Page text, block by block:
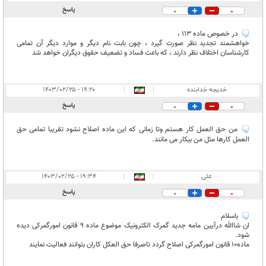
0
0 پاسخ
در خصوص ماده ۱۱۳ ،
خواهشمند تجدید نظر صورت گیرد ، چون بابت نام دیگر و موارد دیگر آن تمامی
کارشناسان اختلاف نظر دارند ، که باعث فساد و تضعیف حقوق دیگران خواهد شد
خدیجه خدابنده |
|
۱۹:۲۰ - ۱۴۰۳/۰۲/۲۵
0
0 پاسخ
من حق العمل کار هستم وتا زمانی که این ماده اصلاح نشود تقریبا تمامی حق
العمل کارها مثل من بیکار می مانند.
علی |
|
۱۹:۳۴ - ۱۴۰۳/۰۲/۲۵
0
0 پاسخ
باسلام
ان شاالله درآیین مامه جدید گمرک الکترونیک موضوع ماده ۹ قانون امورگمرکی دیده
شود.
ماده۱۰ قانون امورگمرکی اصلاح گردد تاصرفا حق العکل کاران بتوانند فعالیت نمایند